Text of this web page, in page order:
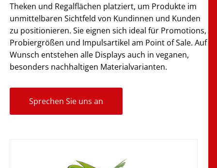
Theken und Regalflächen platziert, um Produkte im
unmittelbaren Sichtfeld von Kundinnen und Kunden
zu positionieren. Sie eignen sich ideal für Promotions,
Probiergrößen und Impulsartikel am Point of Sale. Auf
Wunsch entstehen alle Displays auch in veganen,
besonders nachhaltigen Materialvarianten.
Sprechen Sie uns an